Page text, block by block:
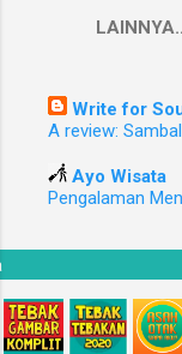
Write for
A review:
Ayo Wisata
Pengalaman